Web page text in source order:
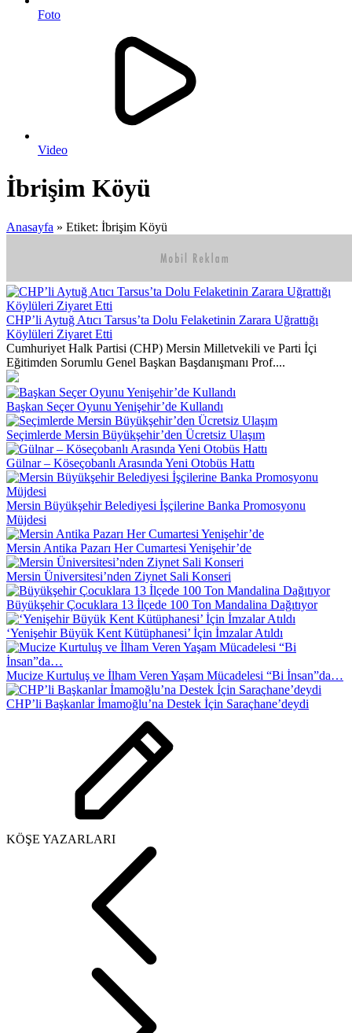
Foto
Video
İbrişim Köyü
Anasayfa » Etiket: İbrişim Köyü
CHP’li Aytuğ Atıcı Tarsus’ta Dolu Felaketinin Zarara Uğrattığı
Köylüleri Ziyaret Etti
Cumhuriyet Halk Partisi (CHP) Mersin Milletvekili ve Parti İçi
Eğitimden Sorumlu Genel Başkan Başdanışmanı Prof....
Başkan Seçer Oyunu Yenişehir’de Kullandı
Seçimlerde Mersin Büyükşehir’den Ücretsiz Ulaşım
Gülnar – Köseçobanlı Arasında Yeni Otobüs Hattı
Mersin Büyükşehir Belediyesi İşçilerine Banka Promosyonu
Müjdesi
Mersin Antika Pazarı Her Cumartesi Yenişehir’de
Mersin Üniversitesi’nden Ziynet Sali Konseri
Büyükşehir Çocuklara 13 İlçede 100 Ton Mandalina Dağıtıyor
‘Yenişehir Büyük Kent Kütüphanesi’ İçin İmzalar Atıldı
Mucize Kurtuluş ve İlham Veren Yaşam Mücadelesi “Bi İnsan”da…
CHP’li Başkanlar İmamoğlu’na Destek İçin Saraçhane’deydi
KÖŞE YAZARLARI